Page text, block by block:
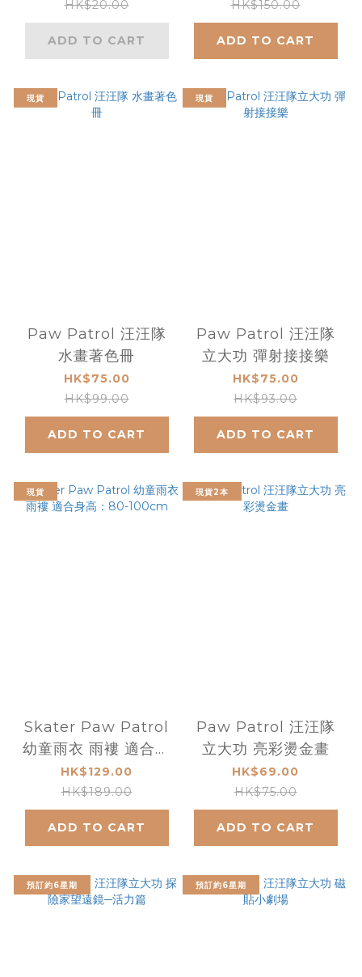
HK$20.00
ADD TO CART
HK$150.00
ADD TO CART
現貨
Paw Patrol 汪汪隊
水畫著色冊
HK$75.00
HK$99.00
ADD TO CART
現貨
Paw Patrol 汪汪隊
立大功 彈射接接樂
HK$75.00
HK$93.00
ADD TO CART
現貨
Skater Paw Patrol
幼童雨衣 雨褸 適合身
高：80-100cm
HK$129.00
HK$189.00
ADD TO CART
現貨2本
Paw Patrol 汪汪隊
立大功 亮彩燙金畫
HK$69.00
HK$75.00
ADD TO CART
預訂約6星期 預訂約6星期